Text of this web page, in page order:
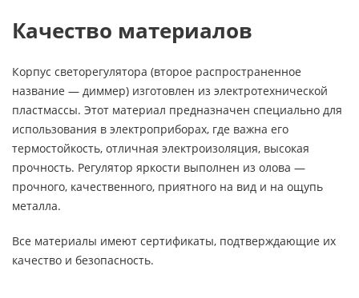
Качество материалов
Корпус светорегулятора (второе распространенное
название — диммер) изготовлен из электротехнической
пластмассы. Этот материал предназначен специально для
использования в электроприборах, где важна его
термостойкость, отличная электроизоляция, высокая
прочность. Регулятор яркости выполнен из олова —
прочного, качественного, приятного на вид и на ощупь
металла.
Все материалы имеют сертификаты, подтверждающие их
качество и безопасность.